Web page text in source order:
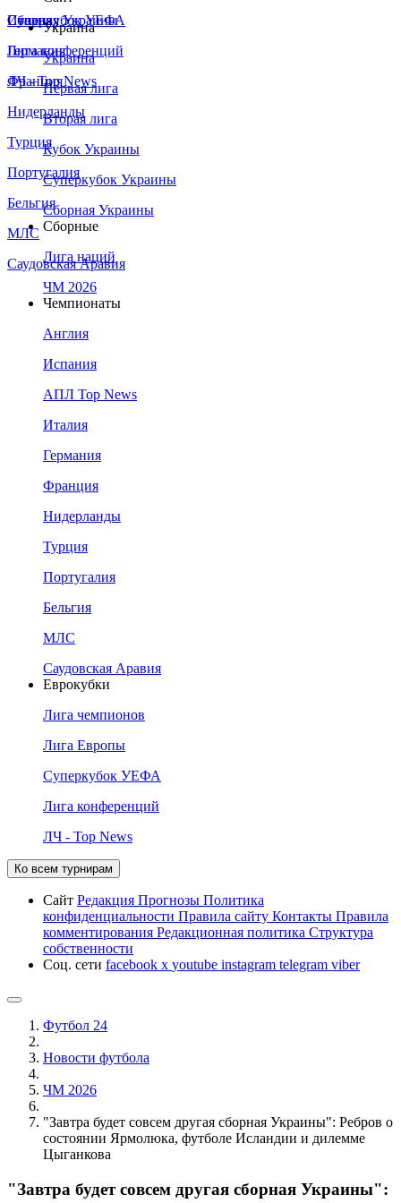
Сборная Украины
Италия
Германия
Франция
Нидерланды
Турция
Португалия
Бельгия
МЛС
Саудовская Аравия
Суперкубок УЕФА
Лига конференций
ЛЧ - Top News
Украина
Украина
Первая лига
Вторая лига
Кубок Украины
Суперкубок Украины
Сборная Украины
Сборные
Лига наций
ЧМ 2026
Чемпионаты
Англия
Испания
АПЛ Top News
Италия
Германия
Франция
Нидерланды
Турция
Португалия
Бельгия
МЛС
Саудовская Аравия
Еврокубки
Лига чемпионов
Лига Европы
Суперкубок УЕФА
Лига конференций
ЛЧ - Top News
Ко всем турнирам
Сайт Редакция Прогнозы Политика
конфиденциальности Правила сайту Контакты Правила
комментирования Редакционная политика Структура
собственности
Соц. сети facebook x youtube instagram telegram viber
Футбол 24
Новости футбола
ЧМ 2026
"Завтра будет совсем другая сборная Украины": Ребров о
состоянии Ярмолюка, футболе Исландии и дилемме
Цыганкова
"Завтра будет совсем другая сборная Украины":